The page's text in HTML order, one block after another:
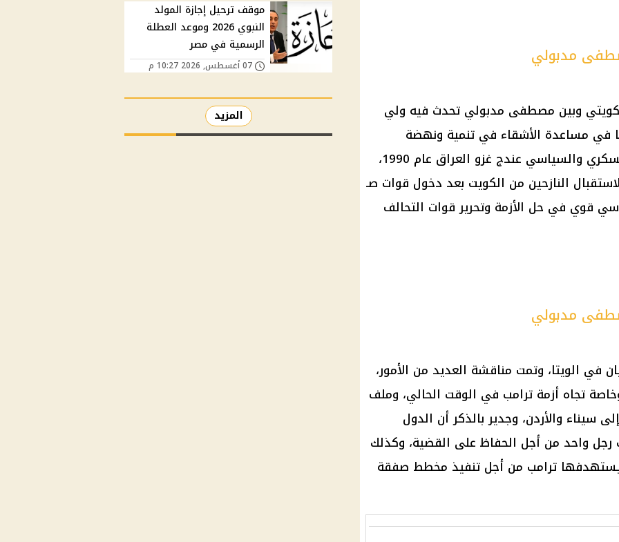
مدبولي
وبين مصطفى مدبولي تحدث فيه ولي
مساعدة الأشقاء في تنمية ونهضة
بلادهم، بالإضافة إلى جور مصر العسكري والسياسي عندج غزو العراق عام 1990،
النازحين من الكويت بعد دخول قوات صـ
قوي في حل الأزمة وتحرير قوات التحالف
مدبولي
في الويتا، وتمت مناقشة العديد من الأمور،
وخاصة تجاه أزمة ترامب في الوقت الحالي، وملف
سيناء والأردن، وجدير بالذكر أن الدول
رجل واحد من أجل الحفاظ على القضية، وكذلك
يستهدفها ترامب من أجل تنفيذ مخطط صفقة
موقف ترحيل إجازة المولد
النبوي 2026 وموعد العطلة
الرسمية في مصر
07 أغسطس, 2026 10:27 م
المزيد